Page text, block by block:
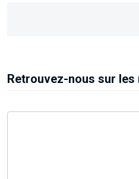
Retrouvez-nous sur les